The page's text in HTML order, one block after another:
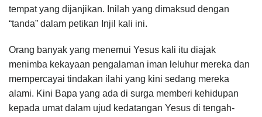
tempat yang dijanjikan. Inilah yang dimaksud dengan
“tanda” dalam petikan Injil kali ini.
Orang banyak yang menemui Yesus kali itu diajak
menimba kekayaan pengalaman iman leluhur mereka dan
mempercayai tindakan ilahi yang kini sedang mereka
alami. Kini Bapa yang ada di surga memberi kehidupan
kepada umat dalam ujud kedatangan Yesus di tengah-